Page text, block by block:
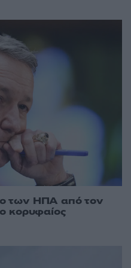
των ΗΠΑ από τον
κορυφαίος